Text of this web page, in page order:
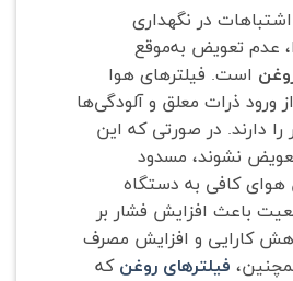
در نگهداری
عدم تعویض به‌موقع
است. فیلترهای هوا
ورود ذرات معلق و آلودگی‌ها
دارند. در صورتی که این
نشوند، مسدود
کافی به دستگاه
باعث افزایش فشار بر
کارایی و افزایش مصرف
فیلترهای روغن که